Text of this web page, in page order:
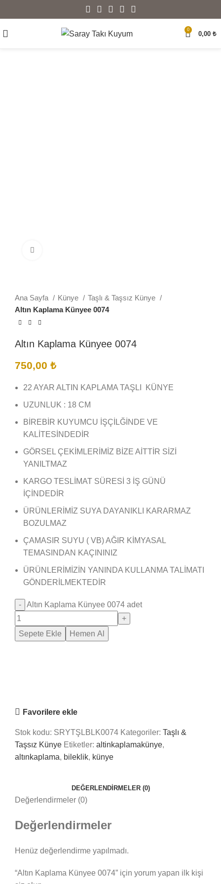
0
0,00 ₺
Ana Sayfa Künye
Taşlı & Taşsız Künye
Altın Kaplama Künyee 0074
Altın Kaplama Künyee 0074
750,00 ₺
22 AYAR ALTIN KAPLAMA TAŞLI KÜNYE
UZUNLUK : 18 CM
BİREBİR KUYUMCU İŞÇİLĞİNDE VE
KALİTESİNDEDİR
GÖRSEL ÇEKİMLERİMİZ BİZE AİTTİR SİZİ
YANILTMAZ
KARGO TESLİMAT SÜRESİ 3 İŞ GÜNÜ
İÇİNDEDİR
ÜRÜNLERİMİZ SUYA DAYANIKLI KARARMAZ
BOZULMAZ
ÇAMASIR SUYU ( VB) AĞIR KİMYASAL
TEMASINDAN KAÇININIZ
ÜRÜNLERİMİZİN YANINDA KULLANMA TALİMATI
GÖNDERİLMEKTEDİR
Altın Kaplama Künyee 0074 adet
Sepete Ekle Hemen Al
Favorilere ekle
Stok kodu: SRYTŞLBLK0074 Kategoriler: Taşlı &
Taşsız Künye Etiketler: altinkaplamakünye,
altınkaplama, bileklik, künye
DEĞERLENDIRMELER (0)
Değerlendirmeler (0)
Değerlendirmeler
Henüz değerlendirme yapılmadı.
“Altın Kaplama Künyee 0074” için yorum yapan ilk kişi